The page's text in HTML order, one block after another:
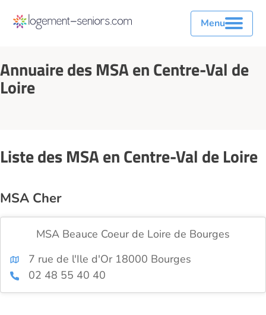
Menu
Annuaire des MSA en Centre-Val de
Loire
Liste des MSA en Centre-Val de Loire
MSA Cher
MSA Beauce Coeur de Loire de Bourges
7 rue de l'Ile d'Or 18000 Bourges
02 48 55 40 40